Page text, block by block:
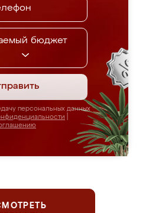
бюджет
персональных данных